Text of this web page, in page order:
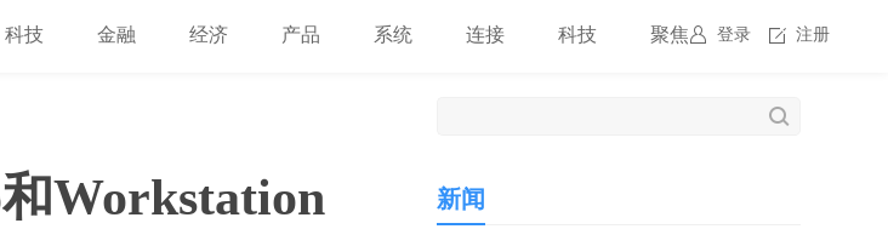
登录 注册
科技 金融 经济 产品 系统 连接 科技 聚焦
Workstation
新闻